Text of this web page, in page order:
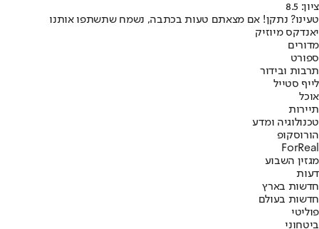
ציון: 8.5
טעינו? נתקן! אם מצאתם טעות בכתבה, נשמח שתשתפו אותנו
יאנדקס מיוזיק
מדורים
ספורט
תרבות ובידור
לייף סטייל
אוכל
תיירות
טכנולוגיה ומדע
הורוסקופ
ForReal
מגזין השבוע
דעות
חדשות בארץ
חדשות בעולם
פוליטי
ביטחוני